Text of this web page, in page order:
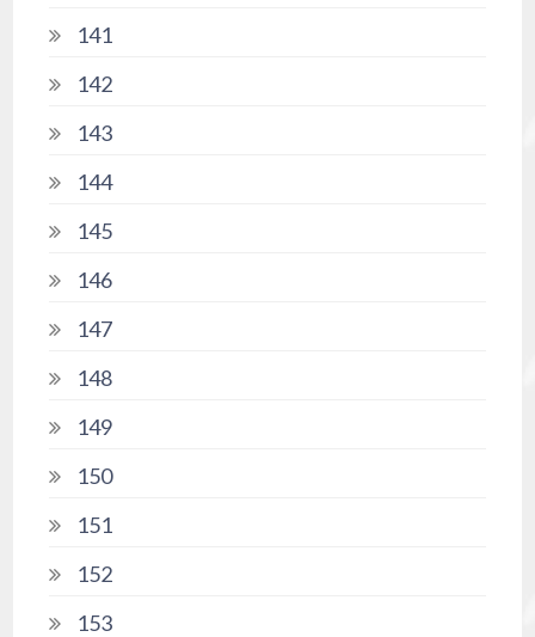
141
142
143
144
145
146
147
148
149
150
151
152
153